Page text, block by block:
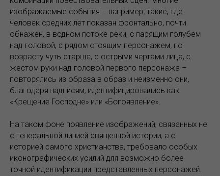
изображаемые события – например, такие, где
человек средних лет показан фронтально, почти
обнажен, в водном потоке реки, с парящим голубем
над головой, с рядом стоящим персонажем, по
возрасту чуть старше, с острыми чертами лица, с
жестом руки над головой первого персонажа –
повторялись из образа в образ и неизменно они,
благодаря надписям, идентифицировались как
«Крещение Господне» или «Богоявление».
На таком фоне появление изображений, связанных не
с генеральной линией священной истории, а с
историей самого христианства, требовало особых
иконографических усилий для возможно более
точной идентификации представленных персонажей.